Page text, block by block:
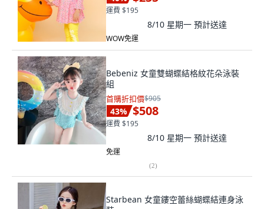
運費 $195
8/10 星期一 預計送達
WOW免運
Bebeniz 女童雙蝴蝶結格紋花朵泳裝
組
首購折扣價$905
43% $508
運費 $195
8/10 星期一 預計送達
免運
(2)
Starbean 女童鏤空蕾絲蝴蝶結連身泳